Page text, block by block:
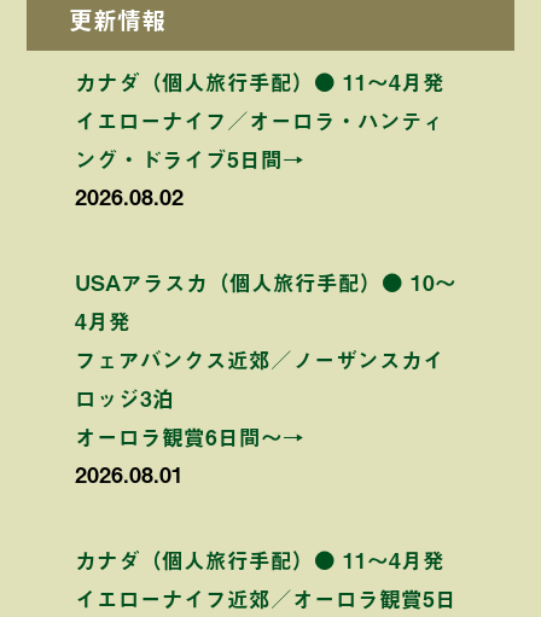
更新情報
カナダ（個人旅行手配）● 11〜4月発
イエローナイフ／オーロラ・ハンティ
ング・ドライブ5日間→
2026.08.02
USAアラスカ（個人旅行手配）● 10〜
4月発
フェアバンクス近郊／ノーザンスカイ
ロッジ3泊
オーロラ観賞6日間〜→
2026.08.01
カナダ（個人旅行手配）● 11〜4月発
イエローナイフ近郊／オーロラ観賞5日